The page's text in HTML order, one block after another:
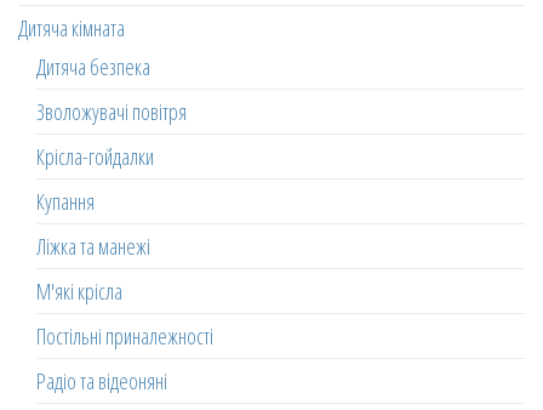
Дитяча кімната
Дитяча безпека
Зволожувачі повітря
Крісла-гойдалки
Купання
Ліжка та манежі
М'які крісла
Постільні приналежності
Радіо та відеоняні